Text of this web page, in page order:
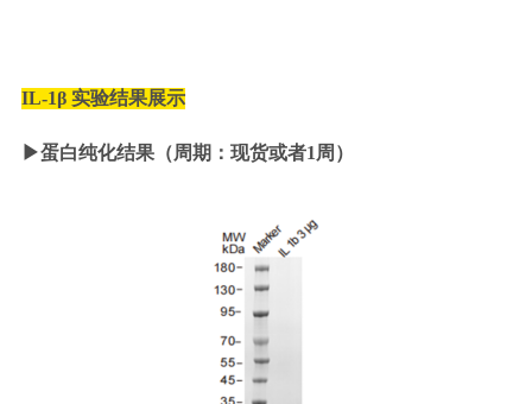
IL-1β 实验结果展示
▶蛋白纯化结果（周期：现货或者1周）